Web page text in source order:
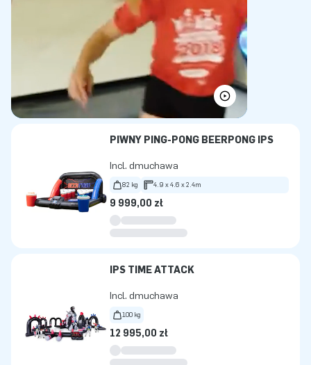
PIWNY PING-PONG BEERPONG IPS
Incl. dmuchawa
82 kg 4.9 x 4.6 x 2.4m
9 999,00 zł
IPS TIME ATTACK
Incl. dmuchawa
100 kg
12 995,00 zł